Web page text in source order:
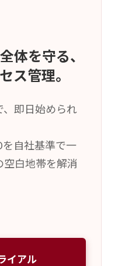
体を守る、
ス管理。
、即日始められ
自社基準で一
白地帯を解消
イアル